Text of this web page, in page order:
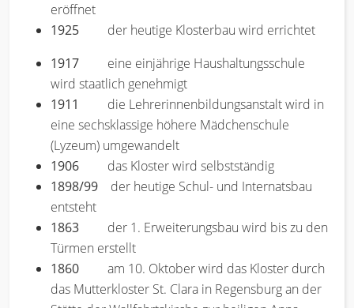
eröffnet
1925 der heutige Klosterbau wird errichtet
1917 eine einjährige Haushaltungsschule
wird staatlich genehmigt
1911 die Lehrerinnenbildungsanstalt wird in
eine sechsklassige höhere Mädchenschule
(Lyzeum) umgewandelt
1906 das Kloster wird selbstständig
1898/99 der heutige Schul- und Internatsbau
entsteht
1863 der 1. Erweiterungsbau wird bis zu den
Türmen erstellt
1860
am 10. Oktober wird das Kloster durch
das Mutterkloster St. Clara in Regensburg an der